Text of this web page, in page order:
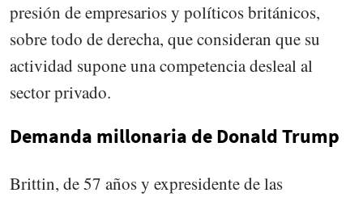
presión de empresarios y políticos británicos,
sobre todo de derecha, que consideran que su
actividad supone una competencia desleal al
sector privado.
Demanda millonaria de Donald Trump
Brittin, de 57 años y expresidente de las